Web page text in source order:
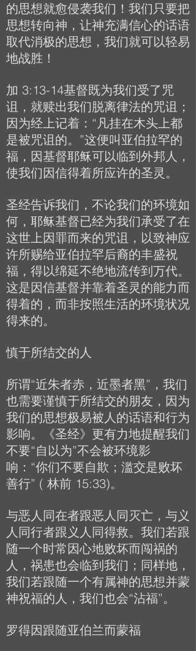
的思想就愈侵袭我们！我们只要把
思想转向神，让神充满信心的话语
取代消极的思想，我们就可以轻易
地战胜！
加 3:13-14基督既为我们受了咒
诅，就赎出我们脱离律法的咒诅；
因为经上记着：“凡挂在木头上都
是被咒诅的。”这便叫亚伯拉罕的
福，因基督耶稣可以临到外邦人，
使我们因信得着所应许的圣灵。
圣经告诉我们，不论我们的环境如
何，耶稣基督已经为我们承受了在
这世上因罪而来的咒诅，以致神应
许所赐给亚伯拉罕后裔的丰盛祝
福，得以绵延不绝地流传到万代。
这是因信基督并靠着圣灵的能力而
得着的，而非按照生活的环境状况
得来的。
慎于所结交的人
所谓“近朱者赤，近墨者黑”，我们
也需要谨慎于所结交的朋友，因为
我们的思想极易被人的话语和行为
影响。《圣经》更有力地提醒我们
不要“自以为”不会被环境影
响：“你们不要自欺；滥交是败坏
善行” ( 林前 15:33)。
与恶人同在者跟恶人同灭亡，与义
人同行者跟义人同得救。我们若跟
随一个时常因心地败坏而闯祸的
人，祸患也会临到我们；同样地，
我们若跟随一个有属神的思想并蒙
神祝福的人，我们也会“沾福”。
罗得因跟随亚伯兰而蒙福